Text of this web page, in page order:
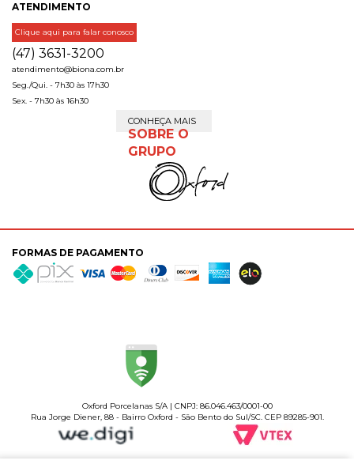
ATENDIMENTO
Clique aqui para falar conosco
(47) 3631-3200
atendimento@biona.com.br
Seg./Qui. - 7h30 às 17h30
Sex. - 7h30 às 16h30
CONHEÇA MAIS
SOBRE O
GRUPO
FORMAS DE PAGAMENTO
Oxford Porcelanas S/A | CNPJ: 86.046.463/0001-00
Rua Jorge Diener, 88 - Bairro Oxford - São Bento do Sul/SC. CEP 89285-901.